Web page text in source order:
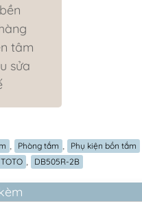
tâm
sửa
, Phòng tắm , Phụ kiện bồn tắm
, DB505R-2B